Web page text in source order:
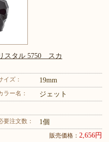
スタル 5750 スカ
イズ： 19mm
ラー名： ジェット
要注文数： 1個
販売価格： 2,656円